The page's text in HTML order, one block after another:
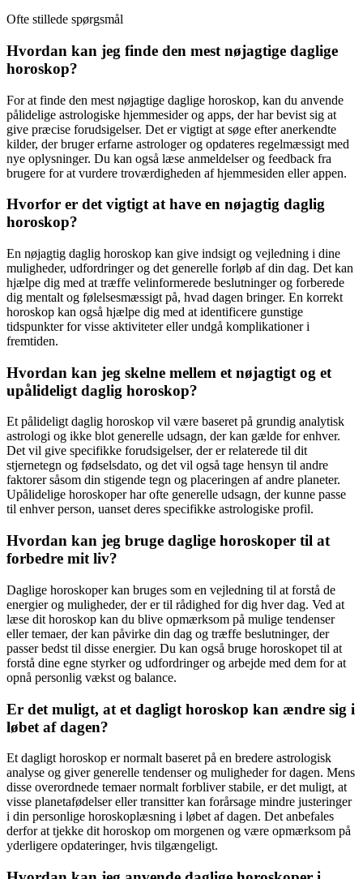
Ofte stillede spørgsmål
Hvordan kan jeg finde den mest nøjagtige daglige
horoskop?
For at finde den mest nøjagtige daglige horoskop, kan du anvende
pålidelige astrologiske hjemmesider og apps, der har bevist sig at
give præcise forudsigelser. Det er vigtigt at søge efter anerkendte
kilder, der bruger erfarne astrologer og opdateres regelmæssigt med
nye oplysninger. Du kan også læse anmeldelser og feedback fra
brugere for at vurdere troværdigheden af ​​hjemmesiden eller appen.
Hvorfor er det vigtigt at have en nøjagtig daglig
horoskop?
En nøjagtig daglig horoskop kan give indsigt og vejledning i dine
muligheder, udfordringer og det generelle forløb af din dag. Det kan
hjælpe dig med at træffe velinformerede beslutninger og forberede
dig mentalt og følelsesmæssigt på, hvad dagen bringer. En korrekt
horoskop kan også hjælpe dig med at identificere gunstige
tidspunkter for visse aktiviteter eller undgå komplikationer i
fremtiden.
Hvordan kan jeg skelne mellem et nøjagtigt og et
upålideligt daglig horoskop?
Et pålideligt daglig horoskop vil være baseret på grundig analytisk
astrologi og ikke blot generelle udsagn, der kan gælde for enhver.
Det vil give specifikke forudsigelser, der er relaterede til dit
stjernetegn og fødselsdato, og det vil også tage hensyn til andre
faktorer såsom din stigende tegn og placeringen af ​​andre planeter.
Upålidelige horoskoper har ofte generelle udsagn, der kunne passe
til enhver person, uanset deres specifikke astrologiske profil.
Hvordan kan jeg bruge daglige horoskoper til at
forbedre mit liv?
Daglige horoskoper kan bruges som en vejledning til at forstå de
energier og muligheder, der er til rådighed for dig hver dag. Ved at
læse dit horoskop kan du blive opmærksom på mulige tendenser
eller temaer, der kan påvirke din dag og træffe beslutninger, der
passer bedst til disse energier. Du kan også bruge horoskopet til at
forstå dine egne styrker og udfordringer og arbejde med dem for at
opnå personlig vækst og balance.
Er det muligt, at et dagligt horoskop kan ændre sig i
løbet af dagen?
Et dagligt horoskop er normalt baseret på en bredere astrologisk
analyse og giver generelle tendenser og muligheder for dagen. Mens
disse overordnede temaer normalt forbliver stabile, er det muligt, at
visse planetafødelser eller transitter kan forårsage mindre justeringer
i din personlige horoskoplæsning i løbet af dagen. Det anbefales
derfor at tjekke dit horoskop om morgenen og være opmærksom på
yderligere opdateringer, hvis tilgængeligt.